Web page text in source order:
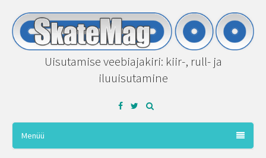
Uisutamise veebiajakiri: kiir-, rull- ja
iluuisutamine
Facebook
Twitter
Menüü